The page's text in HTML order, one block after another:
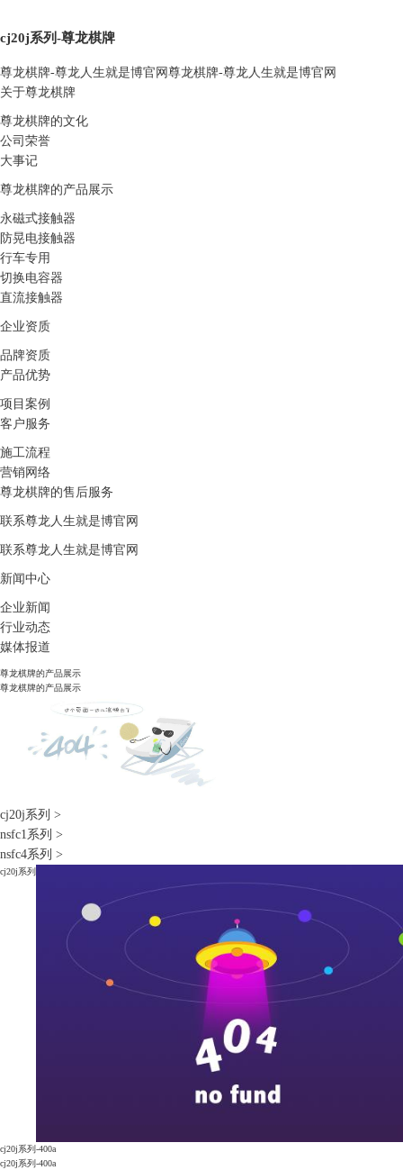
cj20j系列-尊龙棋牌
尊龙棋牌-尊龙人生就是博官网 尊龙棋牌-尊龙人生就是博官网
关于尊龙棋牌
尊龙棋牌的文化
公司荣誉
大事记
尊龙棋牌的产品展示
永磁式接触器
防晃电接触器
行车专用
切换电容器
直流接触器
企业资质
品牌资质
产品优势
项目案例
客户服务
施工流程
营销网络
尊龙棋牌的售后服务
联系尊龙人生就是博官网
联系尊龙人生就是博官网
新闻中心
企业新闻
行业动态
媒体报道
尊龙棋牌的产品展示
尊龙棋牌的产品展示
cj20j系列 >
nsfc1系列 >
nsfc4系列 >
cj20j系列
cj20j系列-400a
cj20j系列-400a